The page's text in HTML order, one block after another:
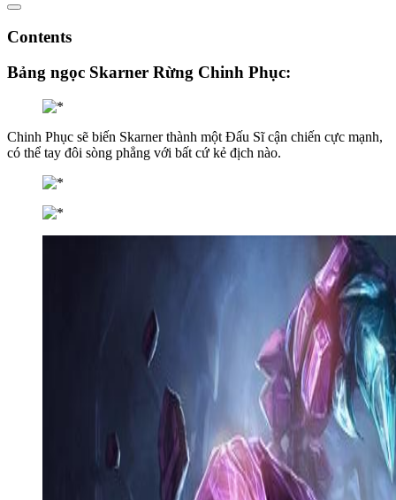
Contents
Bảng ngọc Skarner Rừng Chinh Phục:
Chinh Phục sẽ biến Skarner thành một Đấu Sĩ cận chiến cực mạnh,
có thể tay đôi sòng phẳng với bất cứ kẻ địch nào.